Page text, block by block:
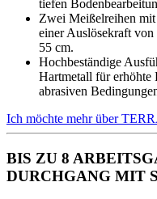
tiefen
Zwei Meißelreihen
einer Auslösekraft
55 cm.
Hochbeständige
Hartmetall für erhöhte
abrasiven
Ich möchte mehr über
BIS ZU 8
DURCHGANG MIT